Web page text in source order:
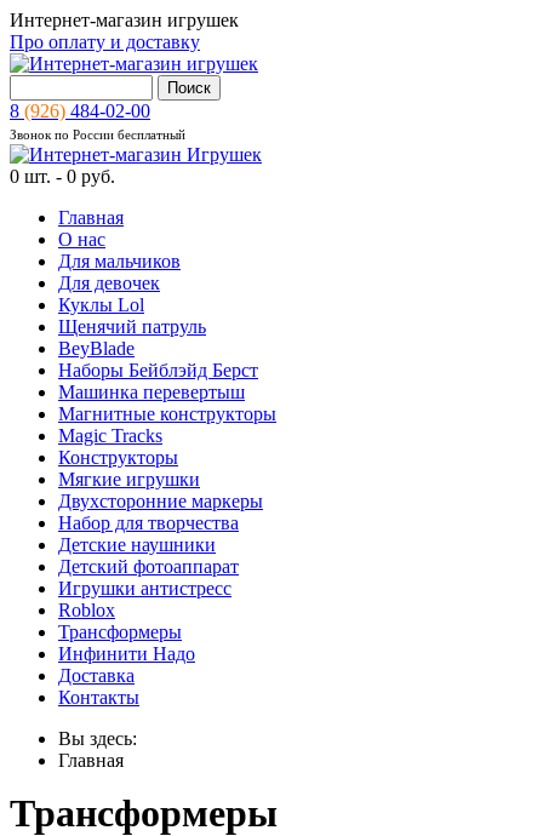
Интернет-магазин игрушек
Про оплату и доставку
8 (926) 484-02-00
Звонок по России бесплатный
0 шт. - 0 руб.
Главная
О нас
Для мальчиков
Для девочек
Куклы Lol
Щенячий патруль
BeyBlade
Наборы Бейблэйд Берст
Машинка перевертыш
Магнитные конструкторы
Magic Tracks
Конструкторы
Мягкие игрушки
Двухсторонние маркеры
Набор для творчества
Детские наушники
Детский фотоаппарат
Игрушки антистресс
Roblox
Трансформеры
Инфинити Надо
Доставка
Контакты
Вы здесь:
Главная
Трансформеры